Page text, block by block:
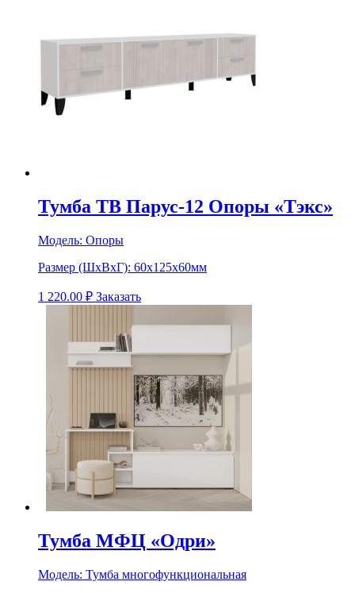
Тумба ТВ Парус-12 Опоры «Тэкс»
Модель: Опоры
Размер (ШхВхГ): 60х125х60мм
1 220.00 ₽ Заказать
Тумба МФЦ «Одри»
Модель: Тумба многофункциональная